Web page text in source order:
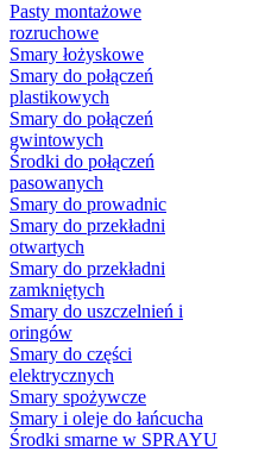
Pasty montażowe
rozruchowe
Smary łożyskowe
Smary do połączeń
plastikowych
Smary do połączeń
gwintowych
Środki do połączeń
pasowanych
Smary do prowadnic
Smary do przekładni
otwartych
Smary do przekładni
zamkniętych
Smary do uszczelnień i
oringów
Smary do części
elektrycznych
Smary spożywcze
Smary i oleje do łańcucha
Środki smarne w SPRAYU